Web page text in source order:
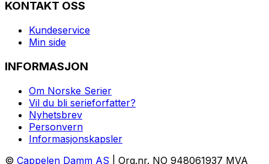
KONTAKT OSS
Kundeservice
Min side
INFORMASJON
Om Norske Serier
Vil du bli serieforfatter?
Nyhetsbrev
Personvern
Informasjonskapsler
© Cappelen Damm AS | Org.nr. NO 948061937 MVA